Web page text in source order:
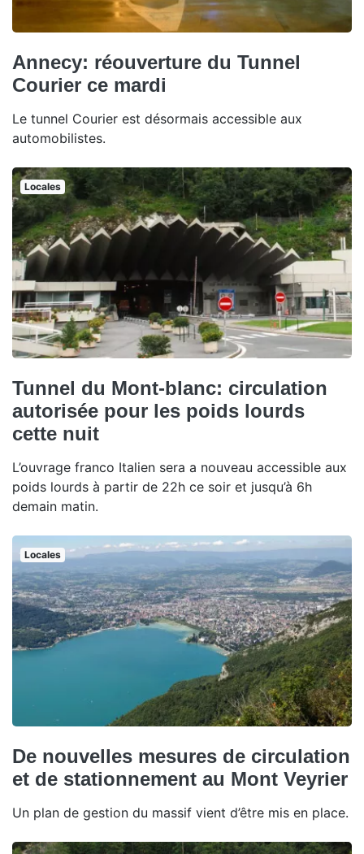
Annecy: réouverture du Tunnel
Courier ce mardi
Le tunnel Courier est désormais accessible aux
automobilistes.
Locales
Tunnel du Mont-blanc: circulation
autorisée pour les poids lourds
cette nuit
L’ouvrage franco Italien sera a nouveau accessible aux
poids lourds à partir de 22h ce soir et jusqu’à 6h
demain matin.
Locales
De nouvelles mesures de circulation
et de stationnement au Mont Veyrier
Un plan de gestion du massif vient d’être mis en place.